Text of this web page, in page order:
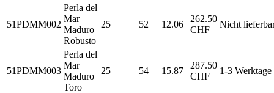
51PDMM002
Perla del
Mar
Maduro
Robusto
25 52 12.06
262.50
CHF
Nicht
51PDMM003
Perla del
Mar
Maduro
Toro
25 54 15.87
287.50
CHF
1-3 Werktage